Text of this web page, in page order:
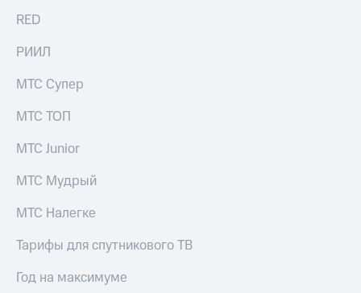
RED
РИИЛ
МТС Супер
МТС ТОП
МТС Junior
МТС Мудрый
МТС Налегке
Тарифы для спутникового ТВ
Год на максимуме